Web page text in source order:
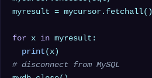
myresult = mycursor.fetchall()
for x in myresult:
print
# disconnect from MySQL